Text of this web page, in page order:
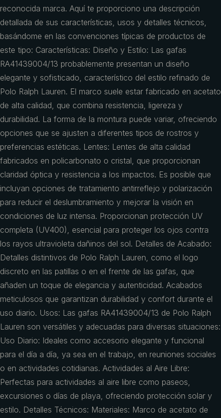
reconocida marca. Aquí te proporciono una descripción
detallada de sus características, usos y detalles técnicos,
basándome en las convenciones típicas de productos de
este tipo: Características: Diseño y Estilo: Las gafas
RA41439004/13 probablemente presentan un diseño
elegante y sofisticado, característico del estilo refinado de
Polo Ralph Lauren. El marco suele estar fabricado en acetato
de alta calidad, que combina resistencia, ligereza y
durabilidad. La forma de la montura puede variar, ofreciendo
opciones que se ajusten a diferentes tipos de rostros y
preferencias estéticas. Lentes: Lentes de alta calidad
fabricados en policarbonato o cristal, que proporcionan
claridad óptica y resistencia a los impactos. Es posible que
incluyan opciones de tratamiento antirreflejo y polarización
para reducir el deslumbramiento y mejorar la visión en
condiciones de luz intensa. Proporcionan protección UV
completa (UV400), esencial para proteger los ojos contra
los rayos ultravioleta dañinos del sol. Detalles de Acabado:
Detalles distintivos de Polo Ralph Lauren, como el logo
discreto en las patillas o en el frente de las gafas, que
añaden un toque de elegancia y autenticidad. Acabados
meticulosos que garantizan durabilidad y confort durante el
uso diario. Usos: Las gafas RA41439004/13 de Polo Ralph
Lauren son versátiles y adecuadas para diversas situaciones:
Uso Diario: Ideales como accesorio elegante y funcional
para el día a día, ya sea en el trabajo, en reuniones sociales
o en actividades cotidianas. Actividades al Aire Libre:
Perfectas para actividades al aire libre como paseos,
excursiones o días de playa, ofreciendo protección solar y
estilo. Detalles Técnicos: Materiales: Marco de acetato de